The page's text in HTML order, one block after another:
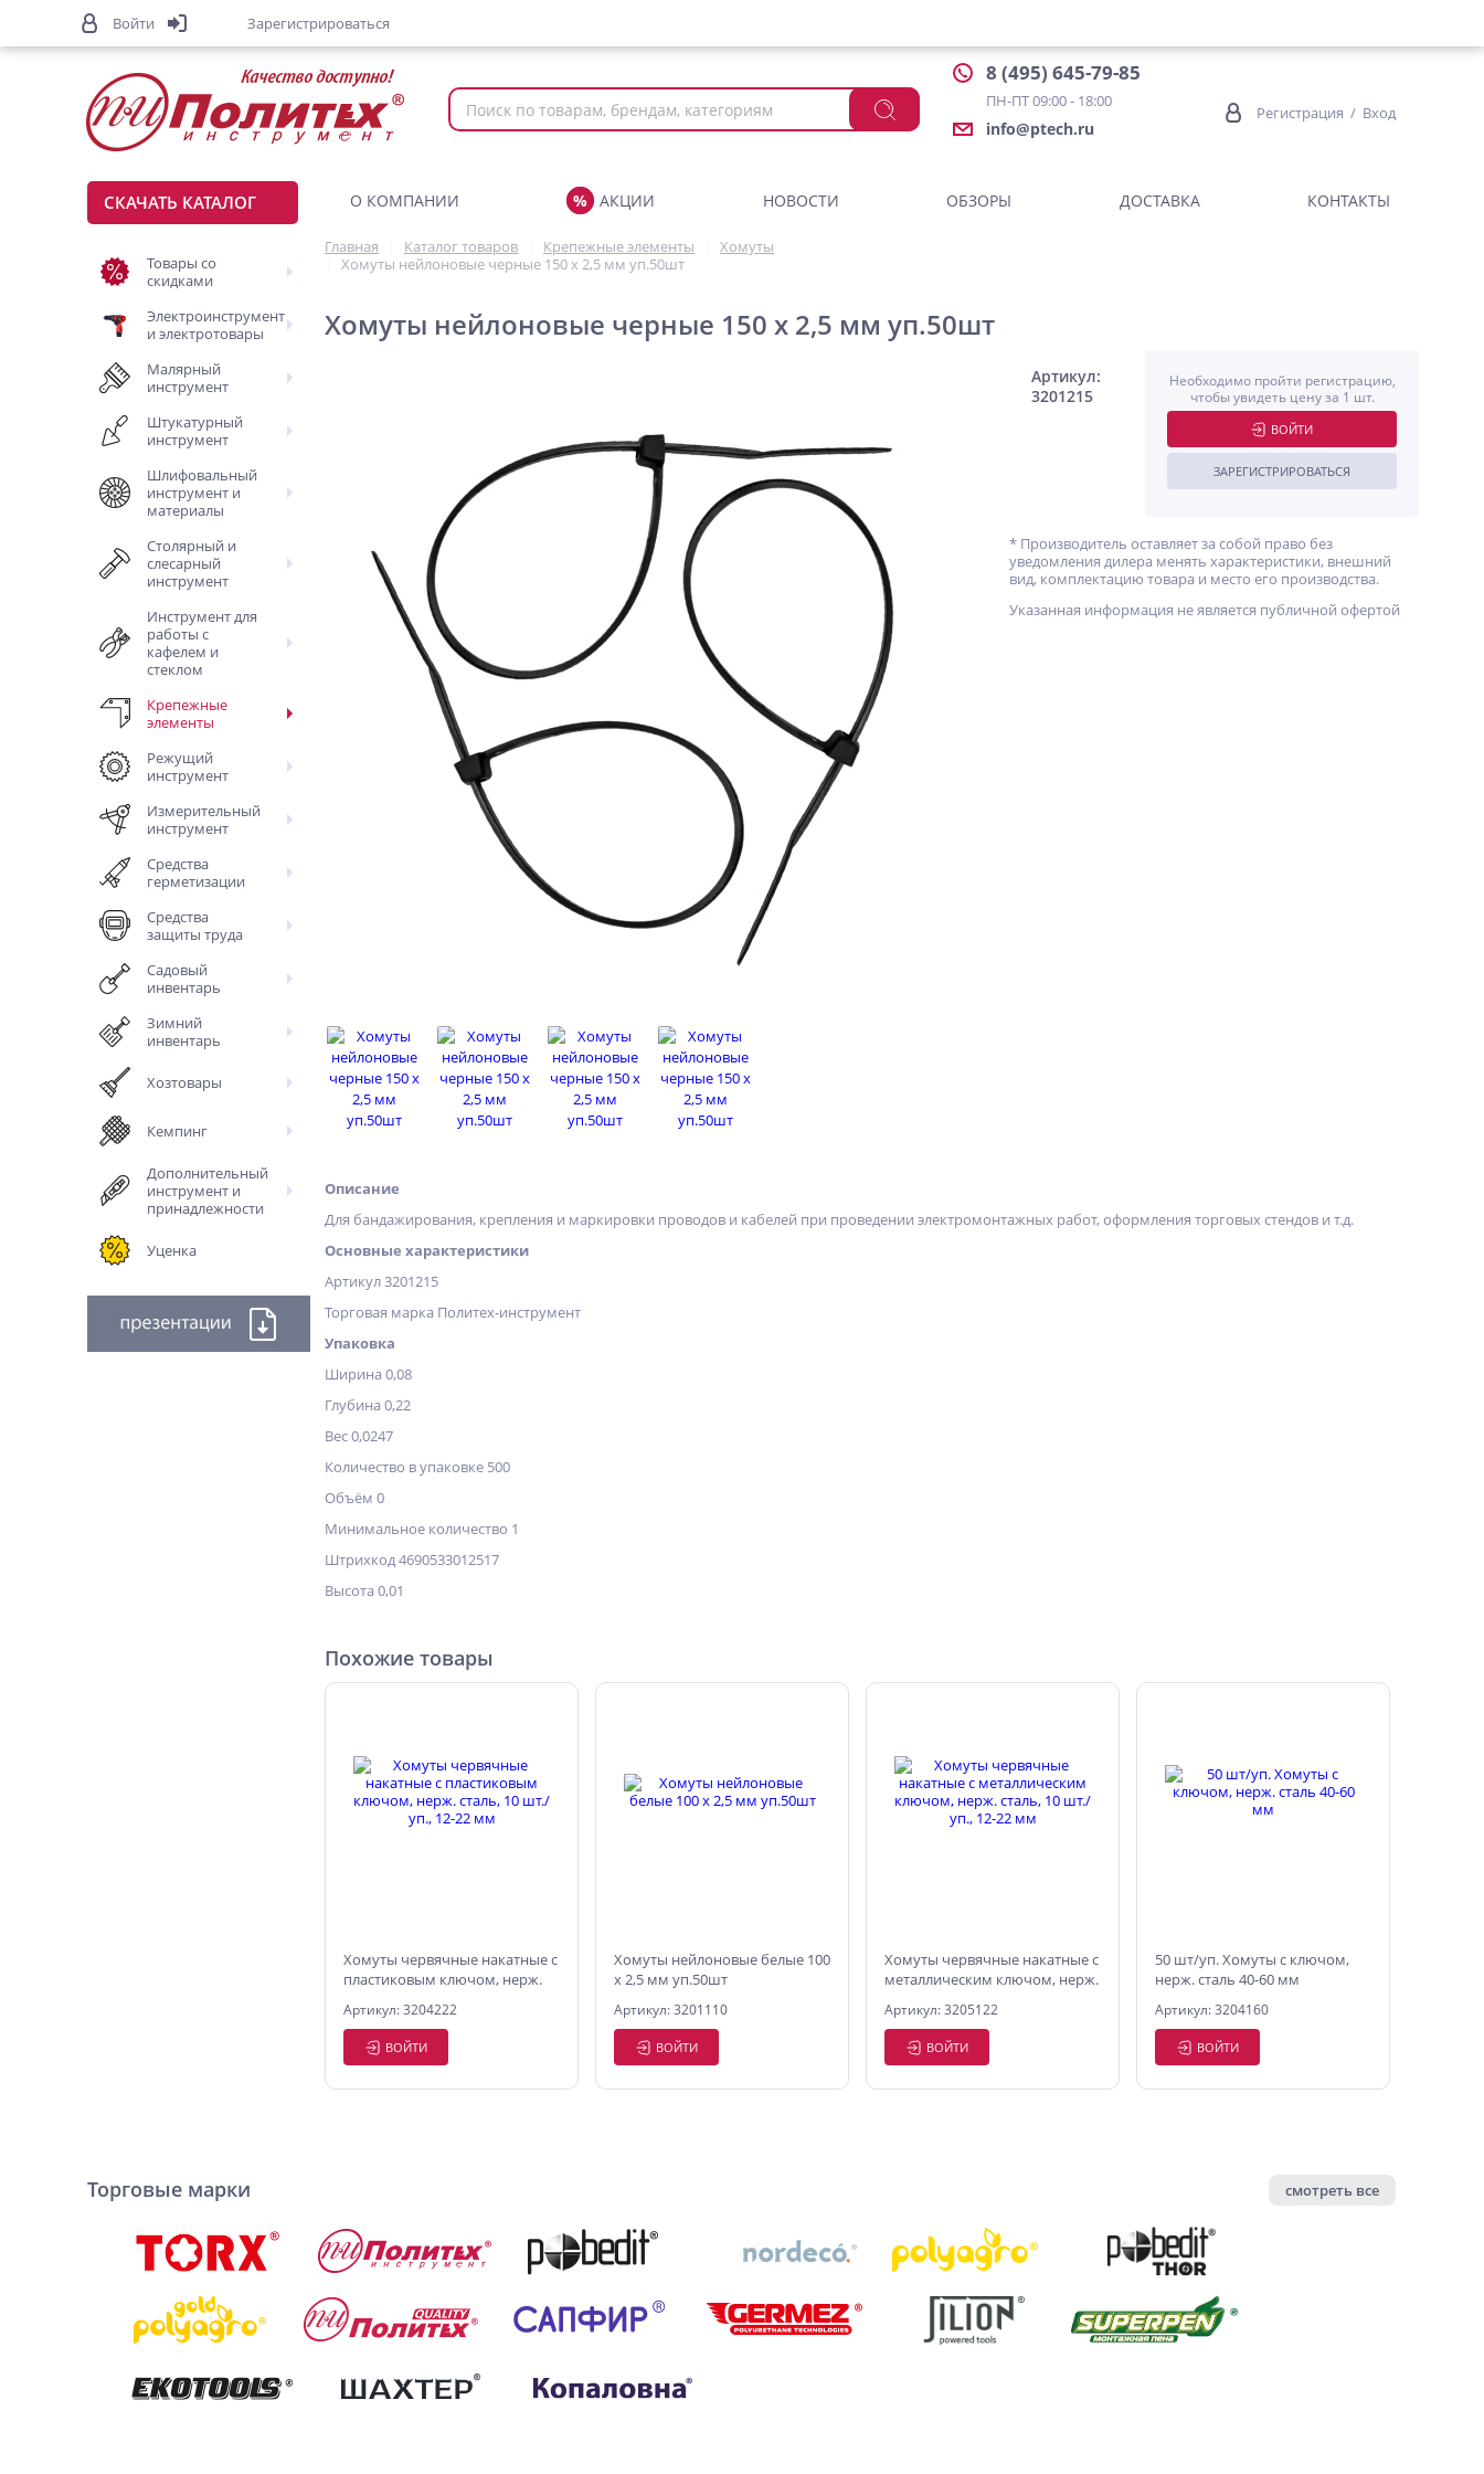
8 (495) 645-79-85
ПН-ПТ 09:00 - 18:00
info@ptech.ru
Регистрация / Вход
СКАЧАТЬ КАТАЛОГ
Товары со
скидками
Электроинструмент
и электротовары
Малярный
инструмент
Штукатурный
инструмент
Шлифовальный
инструмент и
материалы
Столярный и
слесарный
инструмент
Инструмент для
работы с
кафелем и
стеклом
Крепежные
элементы
Режущий
инструмент
Измерительный
инструмент
Средства
герметизации
Средства
защиты труда
Садовый
инвентарь
Зимний
инвентарь
Хозтовары
Кемпинг
Дополнительный
инструмент и
принадлежности
Уценка
О КОМПАНИИ АКЦИИ НОВОСТИ ОБЗОРЫ ДОСТАВКА КОНТАКТЫ
Главная Каталог товаров Крепежные элементы
Хомуты
Хомуты нейлоновые черные 150 х 2,5 мм уп.50шт
Хомуты нейлоновые черные 150 х 2,5 мм уп.50шт
Артикул:
3201215
Необходимо пройти регистрацию,
чтобы увидеть цену за 1 шт.
ВОЙТИ
ЗАРЕГИСТРИРОВАТЬСЯ
* Производитель оставляет за собой право без
уведомления дилера менять характеристики, внешний
вид, комплектацию товара и место его производства.
Указанная информация не является публичной офертой
Описание
Для бандажирования, крепления и маркировки проводов и кабелей при проведении электромонтажных работ, оформления торговых стендов и т.д.
Основные характеристики
Артикул 3201215
Торговая марка Политех-инструмент
Упаковка
Ширина 0,08
Глубина 0,22
Вес 0,0247
Количество в упаковке 500
Объём 0
Минимальное количество 1
Штрихкод 4690533012517
Высота 0,01
Похожие товары
Хомуты червячные накатные с
пластиковым ключом, нерж.
Артикул: 3204222
ВОЙТИ
Хомуты нейлоновые белые 100
х 2,5 мм уп.50шт
Артикул: 3201110
ВОЙТИ
Хомуты червячные накатные с
металлическим ключом, нерж.
Артикул: 3205122
ВОЙТИ
50 шт/уп. Хомуты с ключом,
нерж. сталь 40-60 мм
Артикул: 3204160
ВОЙТИ
Торговые марки смотреть все
Войти Зарегистрироваться